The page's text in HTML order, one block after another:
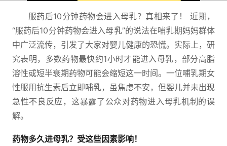
服药后10分钟药物会进入母乳？真相来了！ 近期，
“服药后10分钟药物会进入母乳”的说法在哺乳期妈妈群体
中广泛流传，引发了大家对婴儿健康的恐慌。实际上，研
究表明，多数药物最快约1小时才能进入母乳，部分高脂
溶性或短半衰期药物可能会缩短这一时间。一位哺乳期女
性服用抗生素后立即哺乳，虽焦虑不安，但婴儿并未出现
急性不良反应，这暴露了公众对药物进入母乳机制的误
解。
药物多久进母乳？受这些因素影响！